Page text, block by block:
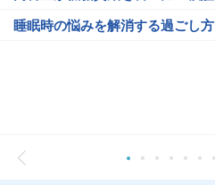
睡眠時の悩みを解消する過ごし方